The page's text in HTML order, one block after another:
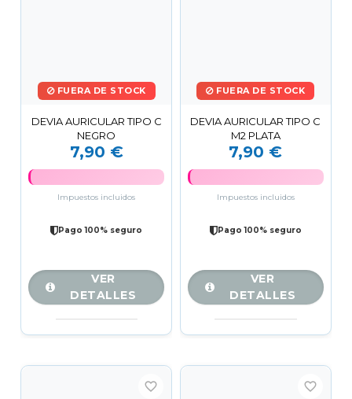
FUERA DE STOCK
DEVIA AURICULAR TIPO C
NEGRO
7,90 €
Impuestos incluidos
Pago 100% seguro
VER
DETALLES
FUERA DE STOCK
DEVIA AURICULAR TIPO C
M2 PLATA
7,90 €
Impuestos incluidos
Pago 100% seguro
VER
DETALLES
favorite_border favorite_border